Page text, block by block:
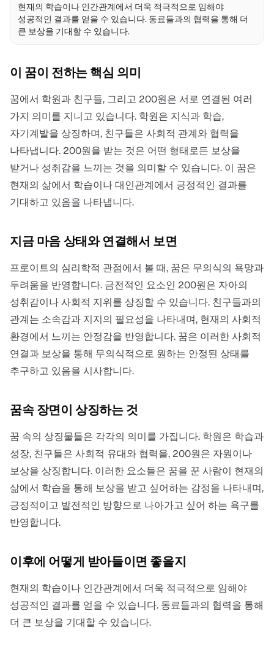
현재의 학습이나 인간관계에서 더욱 적극적으로 임해야
성공적인 결과를 얻을 수 있습니다. 동료들과의 협력을 통해 더
큰 보상을 기대할 수 있습니다.
이 꿈이 전하는 핵심 의미
꿈에서 학원과 친구들, 그리고 200원은 서로 연결된 여러
가지 의미를 지니고 있습니다. 학원은 지식과 학습,
자기계발을 상징하며, 친구들은 사회적 관계와 협력을
나타냅니다. 200원을 받는 것은 어떤 형태로든 보상을
받거나 성취감을 느끼는 것을 의미할 수 있습니다. 이 꿈은
현재의 삶에서 학습이나 대인관계에서 긍정적인 결과를
기대하고 있음을 나타냅니다.
지금 마음 상태와 연결해서 보면
프로이트의 심리학적 관점에서 볼 때, 꿈은 무의식의 욕망과
두려움을 반영합니다. 금전적인 요소인 200원은 자아의
성취감이나 사회적 지위를 상징할 수 있습니다. 친구들과의
관계는 소속감과 지지의 필요성을 나타내며, 현재의 사회적
환경에서 느끼는 안정감을 반영합니다. 꿈은 이러한 사회적
연결과 보상을 통해 무의식적으로 원하는 안정된 상태를
추구하고 있음을 시사합니다.
꿈속 장면이 상징하는 것
꿈 속의 상징물들은 각각의 의미를 가집니다. 학원은 학습과
성장, 친구들은 사회적 유대와 협력을, 200원은 자원이나
보상을 상징합니다. 이러한 요소들은 꿈을 꾼 사람이 현재의
삶에서 학습을 통해 보상을 받고 싶어하는 감정을 나타내며,
긍정적이고 발전적인 방향으로 나아가고 싶어 하는 욕구를
반영합니다.
이후에 어떻게 받아들이면 좋을지
현재의 학습이나 인간관계에서 더욱 적극적으로 임해야
성공적인 결과를 얻을 수 있습니다. 동료들과의 협력을 통해
더 큰 보상을 기대할 수 있습니다.